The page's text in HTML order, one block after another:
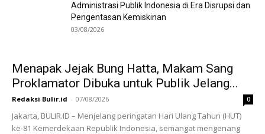
Administrasi Publik Indonesia di Era Disrupsi dan
Pengentasan Kemiskinan
03/08/2026
Menapak Jejak Bung Hatta, Makam Sang
Proklamator Dibuka untuk Publik Jelang...
Redaksi Bulir.id - 07/08/2026 0
Jakarta, BULIR.ID – Menjelang peringatan Hari Ulang Tahun (HUT)
ke-81 Kemerdekaan Republik Indonesia, semangat mengenang